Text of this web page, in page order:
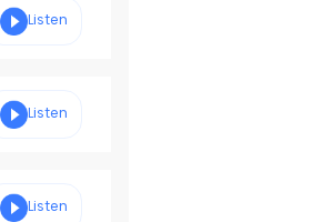
Listen
Listen
Listen